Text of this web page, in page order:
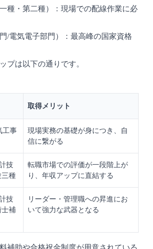
種・第二種）：現場での配線作業に必
/電気電子部門）：最高峰の国家資格
プは以下の通りです。
取得メリット
工事
現場実務の基礎が身につき、自
信に繋がる
技
三種
転職市場での評価が一段階上が
り、年収アップに直結する
技
士補
リーダー・管理職への昇進にお
いて強力な武器となる